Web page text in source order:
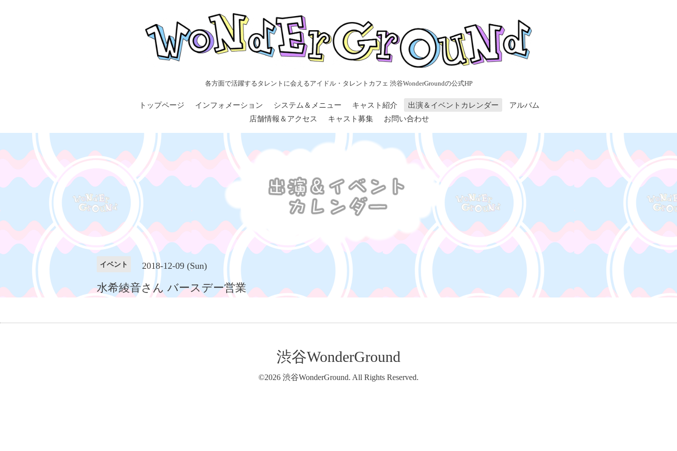
各方面で活躍するタレントに会えるアイドル・タレントカフェ 渋谷WonderGroundの公式HP
トップページ インフォメーション システム＆メニュー キャスト紹介 出演＆イベントカレンダー
アルバム
店舗情報＆アクセス
キャスト募集 お問い合わせ
イベント 2018-12-09 (Sun)
水希綾音さん バースデー営業
渋谷WonderGround
©2026 渋谷WonderGround. All Rights Reserved.